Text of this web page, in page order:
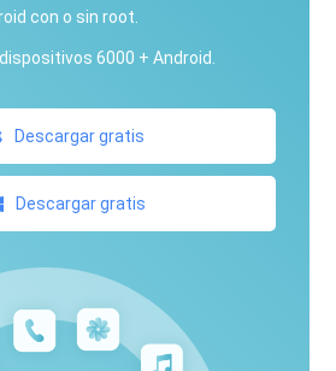
con o sin root.
6000 + Android.
Descargar gratis
Descargar gratis